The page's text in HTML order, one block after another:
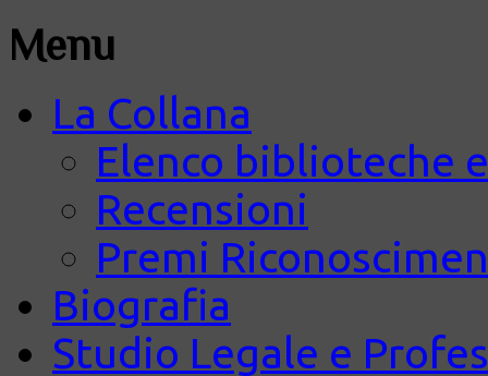
Menu
La Collana
Elenco biblioteche
Recensioni
Premi
Biografia
Studio Legale e